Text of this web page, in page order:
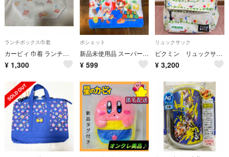
ランチボックス巾着
カービィ 巾着 ランチ巾着
¥ 1,300
ポシェット
新品未使用品 スーパーマリショルダー付マルチポシェット マルチポケット 男の子
¥ 599
リュックサック
ピクミン リュックサック
¥ 3,200